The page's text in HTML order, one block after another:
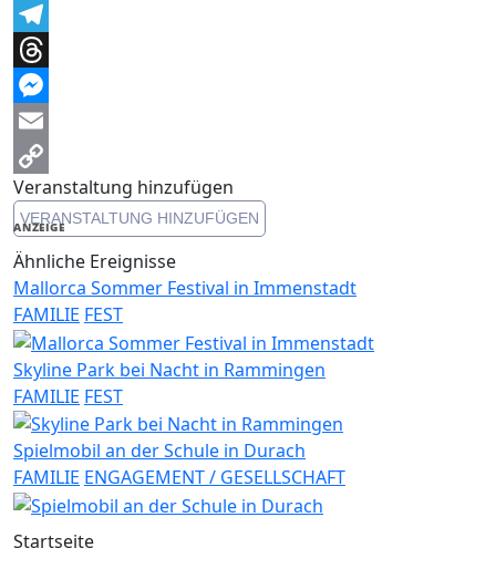
Facebook
Telegram
Threads
Messenger
Email
Copy
Link
Veranstaltung hinzufügen
VERANSTALTUNG HINZUFÜGEN
ANZEIGE
Ähnliche Ereignisse
Mallorca Sommer Festival in Immenstadt
FAMILIE FEST
Skyline Park bei Nacht in Rammingen
FAMILIE FEST
Spielmobil an der Schule in Durach
FAMILIE ENGAGEMENT / GESELLSCHAFT
Startseite